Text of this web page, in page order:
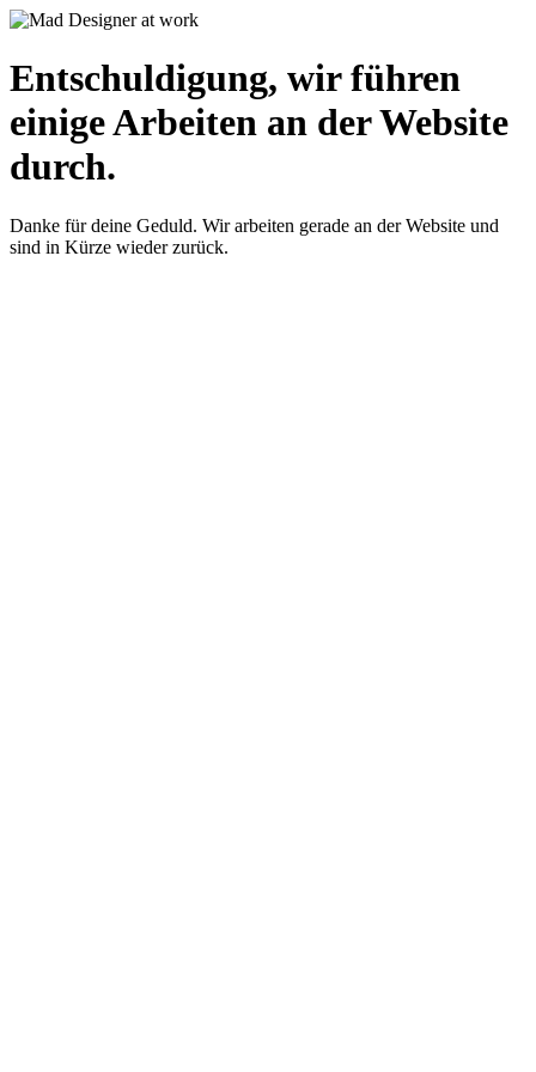
Entschuldigung, wir führen
einige Arbeiten an der Website
durch.
Danke für deine Geduld. Wir arbeiten gerade an der Website und
sind in Kürze wieder zurück.